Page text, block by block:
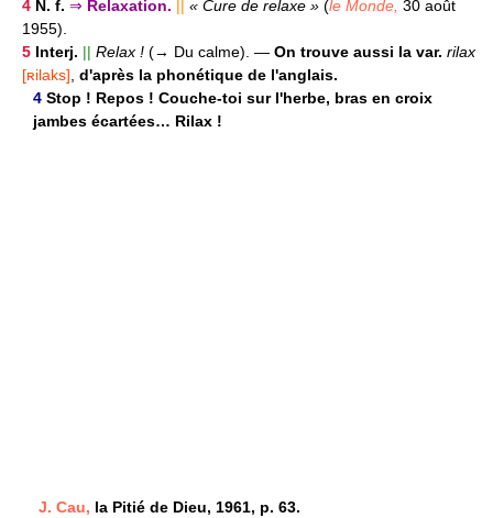
4 N. f. ⇒ Relaxation. « Cure de relaxe » (le Monde, 30 août
1955).
5 Interj. || Relax ! (→ Du calme). — On trouve aussi la var. rilax
[ʀilaks], d'après la phonétique de l'anglais.
4 Stop ! Repos ! Couche-toi sur l'herbe, bras en croix
jambes écartées… Rilax !
J. Cau, la Pitié de Dieu, 1961, p. 63.